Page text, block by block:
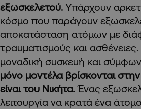
εξωσκελετού. Υπάρχουν
κόσμο που παράγουν
αποκατάσταση ατόμων με
τραυματισμούς και ασθένειες.
μοναδική συσκευή και
μόνο μοντέλα βρίσκονται
είναι του Νικήτα.Ένας
λειτουργία να κρατά ένα